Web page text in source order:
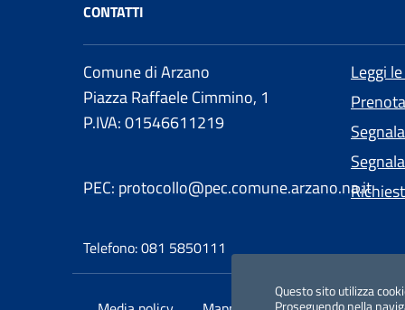
Questo sito utilizza
Proseguendo nella
CONTATTI
Comune di Arzano
Piazza Raffaele Cimmino, 1
P.IVA: 01546611219
PEC: protocollo@pec.comune.arzano.na.it
Telefono: 081 5850111
Leggi